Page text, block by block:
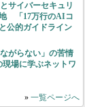
サイバーセキュリ
「17万行のAIコ
公的ガイドライン
がらない」の苦情
場に学ぶネットワ
» 一覧ページへ